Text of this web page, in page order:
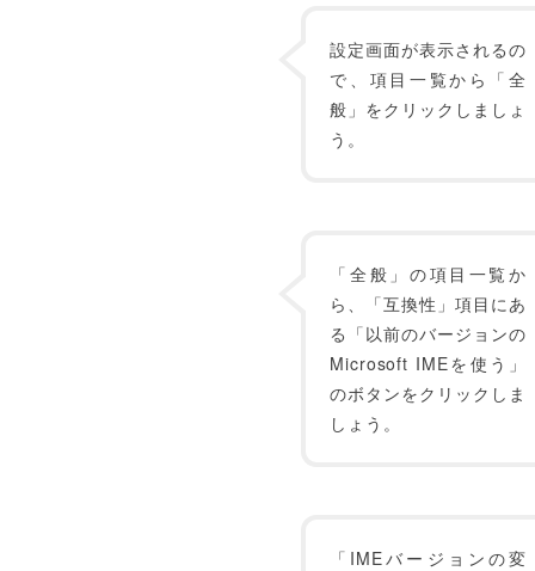
設定画面が表示されるの
で、項目一覧から「全
般」をクリックしましょ
う。
「全般」の項目一覧か
ら、「互換性」項目にあ
る「以前のバージョンの
Microsoft IMEを使う」
のボタンをクリックしま
しょう。
「IMEバージョンの変